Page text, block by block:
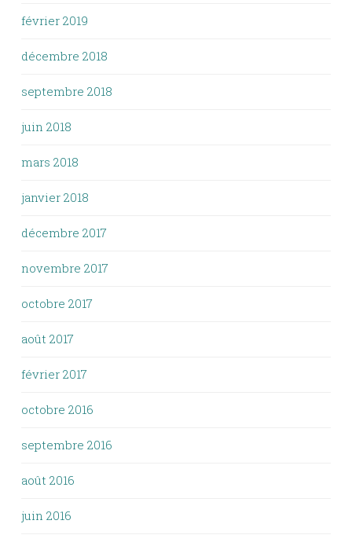
février 2019
décembre 2018
septembre 2018
juin 2018
mars 2018
janvier 2018
décembre 2017
novembre 2017
octobre 2017
août 2017
février 2017
octobre 2016
septembre 2016
août 2016
juin 2016